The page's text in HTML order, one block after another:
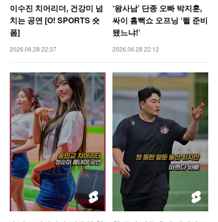
이수진 치어리더, 건강미 넘
치는 공연 [O! SPORTS 숏
폼]
2026.06.28 22:37
‘왕사남’ 단종 오빠 박지훈,
싸이 흠뻑쇼 오프닝 ‘뛸 준비
됐느냐!’
2026.06.28 22:12